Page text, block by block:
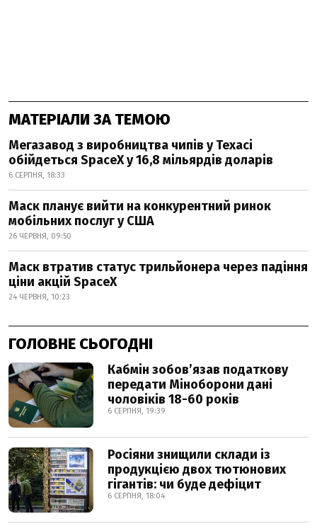
МАТЕРІАЛИ ЗА ТЕМОЮ
Мегазавод з виробництва чипів у Техасі
обійдеться SpaceX у 16,8 мільярдів доларів
6 СЕРПНЯ, 18:33
Маск планує вийти на конкурентний ринок
мобільних послуг у США
26 ЧЕРВНЯ, 09:50
Маск втратив статус трильйонера через падіння
ціни акцій SpaceX
24 ЧЕРВНЯ, 10:23
ГОЛОВНЕ СЬОГОДНІ
Кабмін зобовʼязав податкову
передати Міноборони дані
чоловіків 18-60 років
6 СЕРПНЯ, 19:39
Росіяни знищили склади із
продукцією двох тютюнових
гігантів: чи буде дефіцит
6 СЕРПНЯ, 18:04